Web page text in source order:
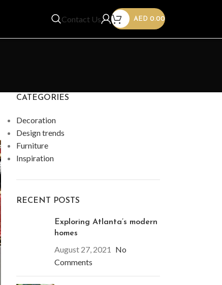
Contact Us AED 0.00
CATEGORIES
Decoration
Design trends
Furniture
Inspiration
RECENT POSTS
Exploring Atlanta’s modern
homes
August 27, 2021 No
Comments